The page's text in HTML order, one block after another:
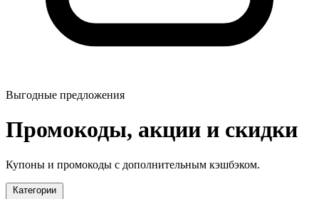
Выгодные предложения
Промокоды, акции и скидки
Купоны и промокоды с дополнительным кэшбэком.
Категории